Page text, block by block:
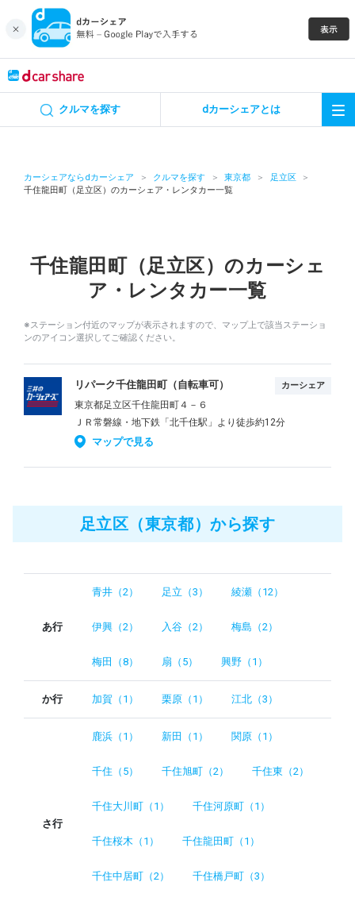
クルマを探す dカーシェアとは
カーシェアならdカーシェア クルマを探す 東京都
足立区
千住龍田町（足立区）のカーシェア・レンタカー一覧
千住龍田町（足立区）のカーシェ
ア・レンタカー一覧
※ステーション付近のマップが表示されますので、マップ上で該当ステーショ
ンのアイコン選択してご確認ください。
リパーク千住龍田町（自転車可） カーシェア
東京都足立区千住龍田町４－６
ＪＲ常磐線・地下鉄「北千住駅」より徒歩約12分
マップで見る
足立区（東京都）から探す
あ行
青井（2） 足立（3） 綾瀬（12）
伊興（2） 入谷（2） 梅島（2）
梅田（8） 扇（5） 興野（1）
か行 加賀（1） 栗原（1） 江北（3）
さ行
鹿浜（1） 新田（1） 関原（1）
千住（5） 千住旭町（2） 千住東（2）
千住大川町（1） 千住河原町（1）
千住桜木（1） 千住龍田町（1）
千住中居町（2） 千住橋戸町（3）
カーシェア
特集
アプリの使い方